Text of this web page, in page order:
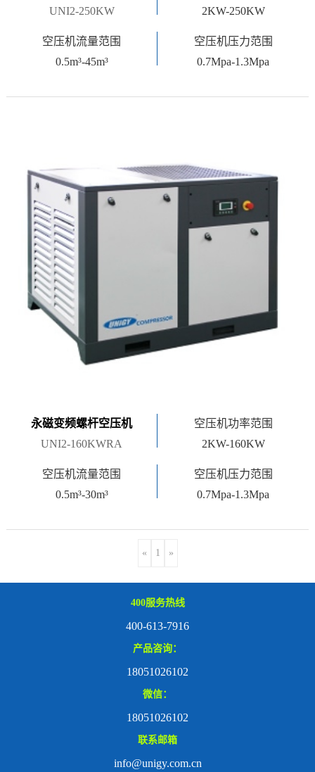
UNI2-250KW
2KW-250KW
空压机流量范围
0.5m³-45m³
空压机压力范围
0.7Mpa-1.3Mpa
永磁变频螺杆空压机
UNI2-160KWRA
空压机功率范围
2KW-160KW
空压机流量范围
0.5m³-30m³
空压机压力范围
0.7Mpa-1.3Mpa
« 1 »
400服务热线
400-613-7916
产品咨询：
18051026102
微信：
18051026102
联系邮箱
info@unigy.com.cn